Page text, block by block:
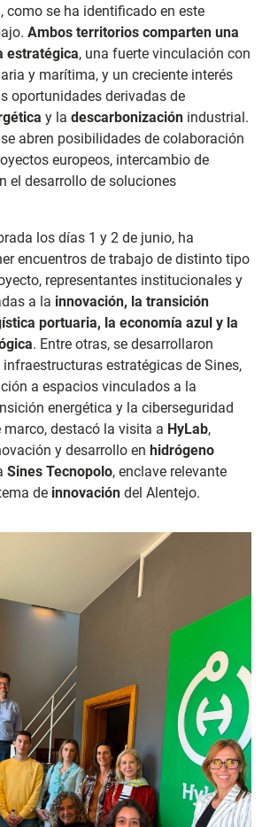
como se ha identificado en este
Ambos territorios comparten una
estratégica, una fuerte vinculación con
y marítima, y un creciente interés
oportunidades derivadas de
y la descarbonizaciónindustrial.
abren posibilidades de colaboración
europeos, intercambio de
el desarrollo de soluciones
los días 1 y 2 de junio, ha
encuentros de trabajo de distinto tipo
representantes institucionales y
a la innovación, la transición
portuaria, la economía azul y la
. Entre otras, se desarrollaron
estratégicas de Sines,
a espacios vinculados a la
energética y la ciberseguridad
marco, destacó la visita a HyLab,
y desarrollo en hidrógeno
Sines Tecnopolo, enclave relevante
de innovacióndel Alentejo.